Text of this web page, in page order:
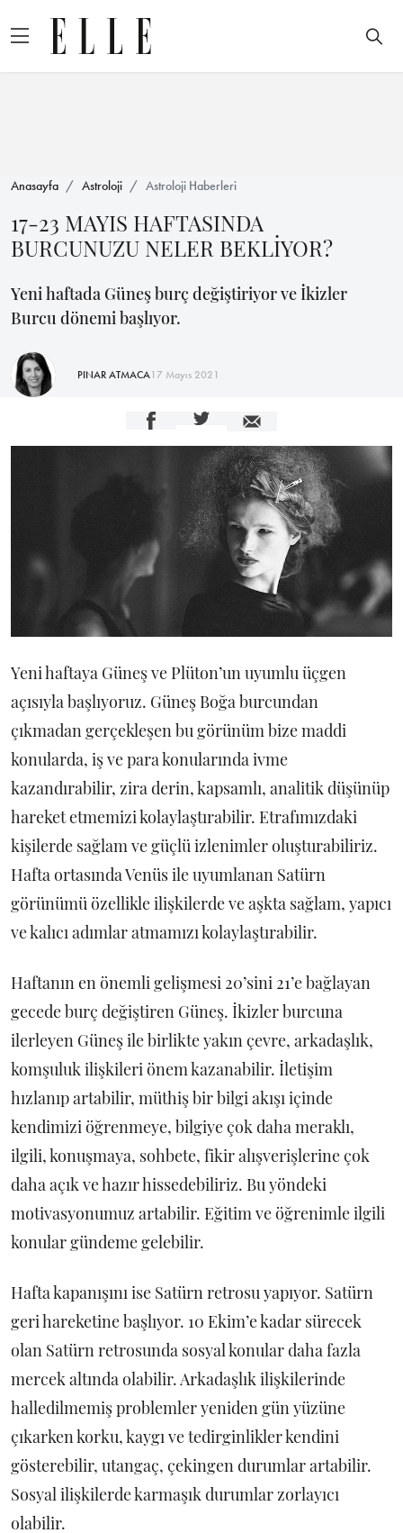
Anasayfa Astroloji Astroloji Haberleri
17-23 MAYIS HAFTASINDA
BURCUNUZU NELER BEKLİYOR?
Yeni haftada Güneş burç değiştiriyor ve İkizler
Burcu dönemi başlıyor.
PINAR ATMACA17 Mayıs 2021
Yeni haftaya Güneş ve Plüton’un uyumlu üçgen
açısıyla başlıyoruz. Güneş Boğa burcundan
çıkmadan gerçekleşen bu görünüm bize maddi
konularda, iş ve para konularında ivme
kazandırabilir, zira derin, kapsamlı, analitik düşünüp
hareket etmemizi kolaylaştırabilir. Etrafımızdaki
kişilerde sağlam ve güçlü izlenimler oluşturabiliriz.
Hafta ortasında Venüs ile uyumlanan Satürn
görünümü özellikle ilişkilerde ve aşkta sağlam, yapıcı
ve kalıcı adımlar atmamızı kolaylaştırabilir.
Haftanın en önemli gelişmesi 20’sini 21’e bağlayan
gecede burç değiştiren Güneş. İkizler burcuna
ilerleyen Güneş ile birlikte yakın çevre, arkadaşlık,
komşuluk ilişkileri önem kazanabilir. İletişim
hızlanıp artabilir, müthiş bir bilgi akışı içinde
kendimizi öğrenmeye, bilgiye çok daha meraklı,
ilgili, konuşmaya, sohbete, fikir alışverişlerine çok
daha açık ve hazır hissedebiliriz. Bu yöndeki
motivasyonumuz artabilir. Eğitim ve öğrenimle ilgili
konular gündeme gelebilir.
Hafta kapanışını ise Satürn retrosu yapıyor. Satürn
geri hareketine başlıyor. 10 Ekim’e kadar sürecek
olan Satürn retrosunda sosyal konular daha fazla
mercek altında olabilir. Arkadaşlık ilişkilerinde
halledilmemiş problemler yeniden gün yüzüne
çıkarken korku, kaygı ve tedirginlikler kendini
gösterebilir, utangaç, çekingen durumlar artabilir.
Sosyal ilişkilerde karmaşık durumlar zorlayıcı
olabilir.